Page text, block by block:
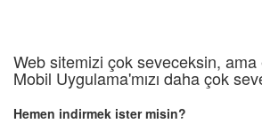
Web sitemizi çok seveceksin,
Mobil Uygulama'mızı daha çok
Hemen indirmek ister misin?